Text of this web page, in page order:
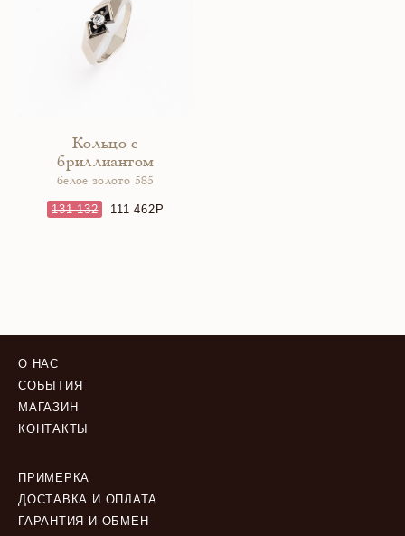
Кольцо с
бриллиантом
белое золото 585
131 132 111 462
О НАС
СОБЫТИЯ
МАГАЗИН
КОНТАКТЫ
ПРИМЕРКА
ДОСТАВКА И ОПЛАТА
ГАРАНТИЯ И ОБМЕН